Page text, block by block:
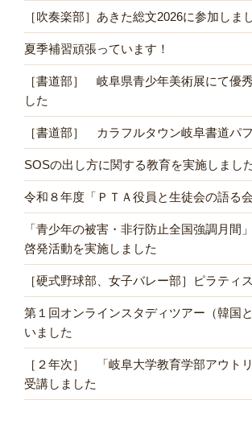
［吹奏楽部］あきた総文2026に参加しま
夏季補習頑張っています！
［書道部］ 岐阜県青少年美術展にて優
した
［書道部］ カラフルタウン岐阜書道パ
SOSの出し方に関する教育を実施しまし
令和８年度「ＰＴＡ役員と生徒会の語る会
「青少年の被害・非行防止全国強調月間
啓発活動を実施しました
［硬式野球部、女子バレー部］ピラティ
第１回オンラインスタディツアー（韓国
いました
［２年次］ 「岐阜大学教育学部アウト
受講しました